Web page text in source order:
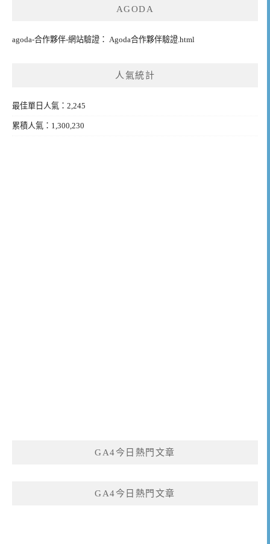
AGODA
agoda-合作夥伴-網站驗證： Agoda合作夥伴驗證.html
人氣統計
最佳單日人氣：2,245
累積人氣：1,300,230
GA4今日熱門文章
GA4今日熱門文章